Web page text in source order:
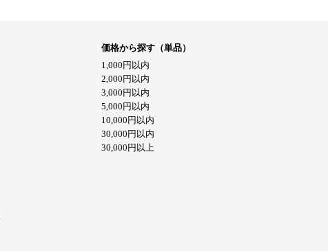
価格から探す（単品）
1,000円以内
2,000円以内
3,000円以内
5,000円以内
10,000円以内
30,000円以内
30,000円以上